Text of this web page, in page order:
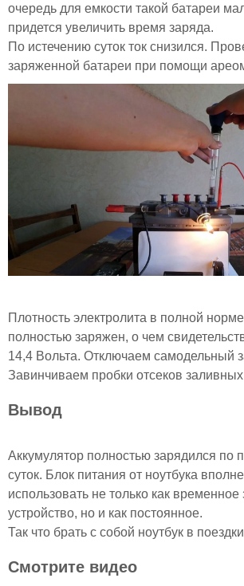
очередь для емкости такой батареи
придется увеличить время заряда.
По истечению суток ток снизился.
заряженной батареи при помощи
Плотность электролита в полной
полностью заряжен, о чем
14,4 Вольта. Отключаем самодельный
Завинчиваем пробки отсеков
Вывод
Аккумулятор полностью зарядился по
суток. Блок питания от ноутбука
использовать не только как временное
устройство, но и как постоянное.
Так что брать с собой ноутбук в
Смотрите видео